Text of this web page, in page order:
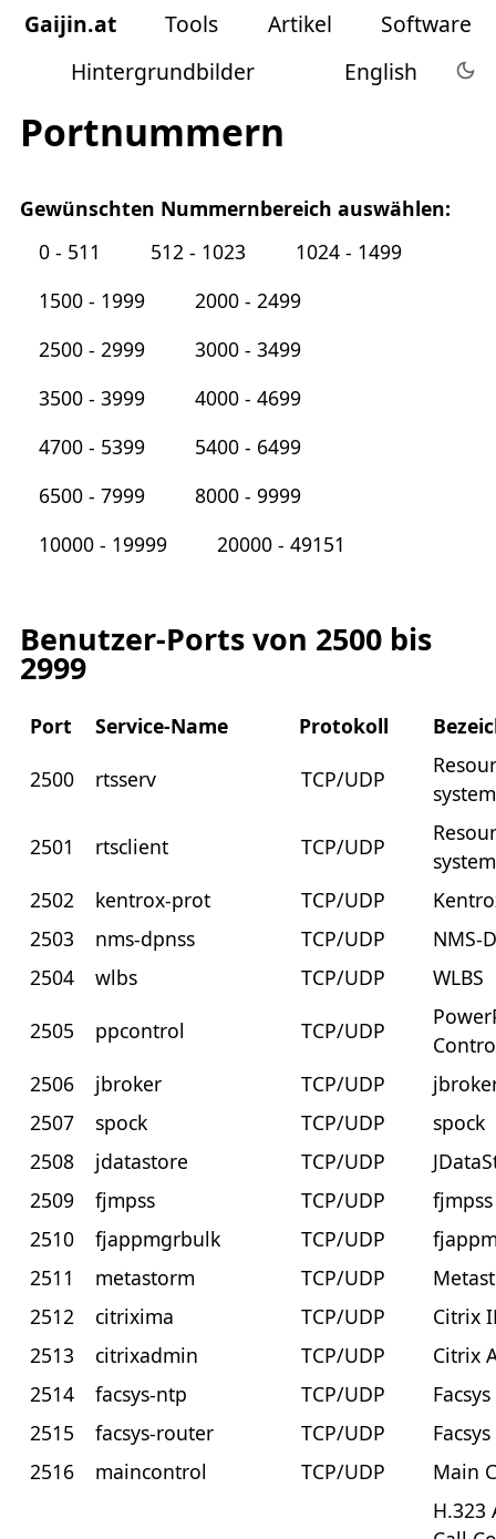
Gaijin.at Tools Artikel
Software
Hintergrundbilder
English
Portnummern
Gewünschten Nummernbereich auswählen:
0 - 511
512 - 1023
1024 - 1499
1500 - 1999
2000 - 2499
2500 - 2999
3000 - 3499
3500 - 3999
4000 - 4699
4700 - 5399
5400 - 6499
6500 - 7999
8000 - 9999
10000 - 19999
20000 - 49151
Benutzer-Ports von 2500 bis
2999
Port Service-Name Protokoll
2500
rtsserv TCP/UDP
2501
rtsclient TCP/UDP
2502
kentrox-prot TCP/UDP
2503
nms-dpnss TCP/UDP
NMS-
2504
wlbs TCP/UDP
WLBS
2505
ppcontrol TCP/UDP
2506
jbroker TCP/UDP
2507
spock TCP/UDP
spock
2508
jdatastore TCP/UDP
2509
fjmpss TCP/UDP
fjmpss
2510
fjappmgrbulk TCP/UDP
2511
metastorm TCP/UDP
2512
citrixima TCP/UDP
Citrix
2513
citrixadmin TCP/UDP
Citrix
2514
facsys-ntp TCP/UDP
2515
facsys-router TCP/UDP
2516
maincontrol TCP/UDP Main
H.323